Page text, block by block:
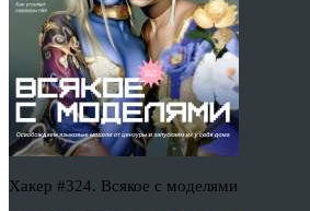
Хакер #324. Всякое с моделями